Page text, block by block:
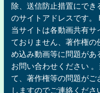
除、送信防止措置にで
のサイトアドレスです。
当サイトは各動画共有サ
ておりません、著作権の
め込み動画等に問題があ
お問い合わせください
て、著作権等の問題がご
しますのでご連絡くだ